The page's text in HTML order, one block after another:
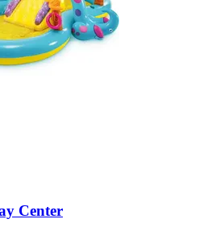
Center